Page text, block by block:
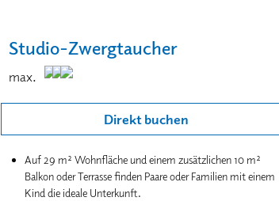
Studio-Zwergtaucher
max.
Direkt buchen
Auf 29 m² Wohnfläche und einem zusätzlichen 10 m²
Balkon oder Terrasse finden Paare oder Familien mit einem
Kind die ideale Unterkunft.